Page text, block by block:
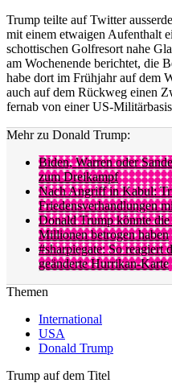
Trump teilte auf Twitter
mit einem etwaigen Aufenthalt
schottischen Golfresort nahe
am Wochenende berichtet, die
habe dort im Frühjahr auf dem
auch auf dem Rückweg einen
fernab von einer US-
Mehr zu Donald Trump:
Biden, Warren oder
zum Dreikampf
Nach Angriff in Kabul:
Friedensverhandlungen
Donald Trump könnte
Millionen betrogen haben
#sharpiegate: So reagiert
geänderte Hurrikan-Karte
Themen
International
USA
Donald Trump
Trump auf dem Titel